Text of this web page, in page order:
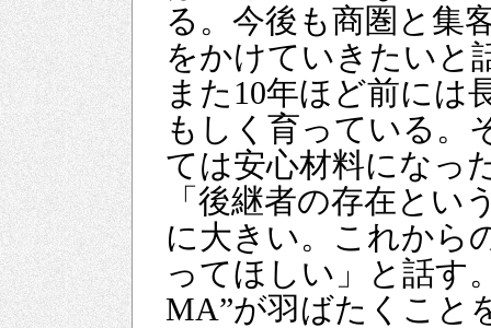
る。今後も商圏と集
をかけていきたいと
また10年ほど前には
もしく育っている。
ては安心材料になっ
「後継者の存在とい
に大きい。これから
ってほしい」と話す
MA”が羽ばたくこと